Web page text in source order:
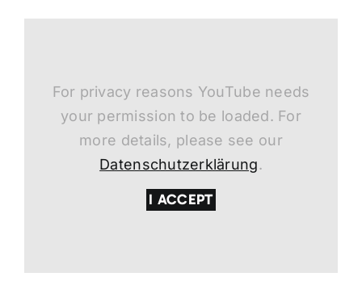
For privacy reasons YouTube needs
your permission to be loaded. For
more details, please see our
Datenschutzerklärung.
I ACCEPT